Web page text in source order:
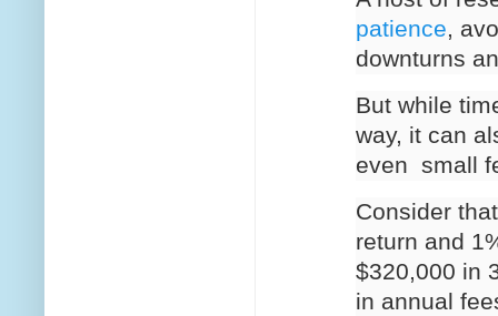
patience,
downturns
But while
way, it can
even small
Consider
return and
$320,000 in
in annual